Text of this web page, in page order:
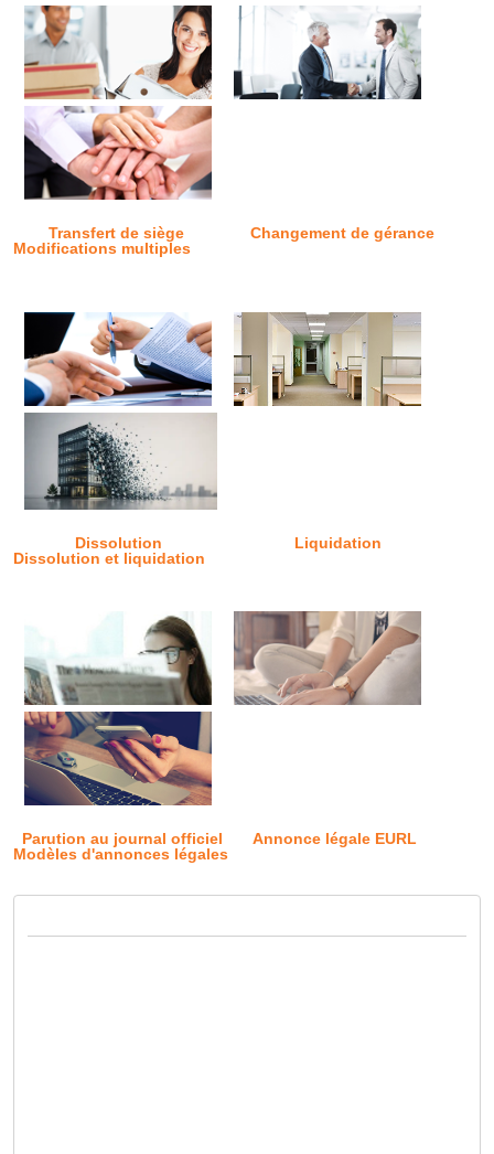
Transfert de siège
Changement de gérance
Modifications multiples
Dissolution
Liquidation
Dissolution et liquidation
Parution au journal officiel
Annonce légale EURL
Modèles d'annonces légales